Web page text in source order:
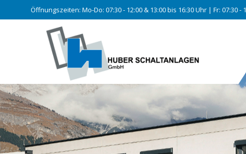
Öffnungszeiten: Mo-Do: 07:30 - 12:00 & 13:00 bis 16:30 Uhr | Fr: 07:30 -